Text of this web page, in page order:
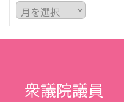
ア
ー
カ
イ
衆議院議員